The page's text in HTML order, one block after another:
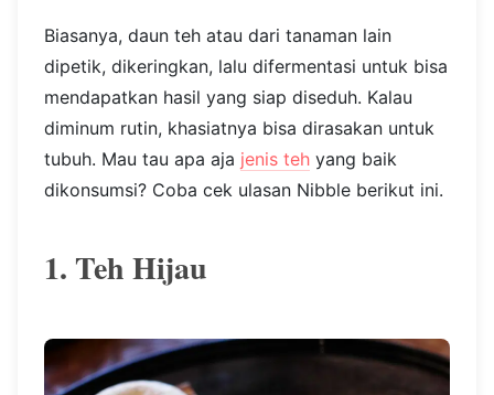
Biasanya, daun teh atau dari tanaman lain
dipetik, dikeringkan, lalu difermentasi untuk bisa
mendapatkan hasil yang siap diseduh. Kalau
diminum rutin, khasiatnya bisa dirasakan untuk
tubuh. Mau tau apa aja jenis teh yang baik
dikonsumsi? Coba cek ulasan Nibble berikut ini.
1. Teh Hijau